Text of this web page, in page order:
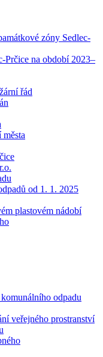
zóny Sedlec-
Prčice na období 2023–
řád
od 1. 1. 2025
plastovém nádobí
odpadu
veřejného prostranství